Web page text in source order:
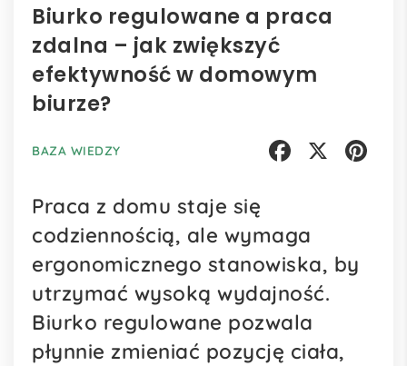
Biurko regulowane a praca
zdalna – jak zwiększyć
efektywność w domowym
biurze?
BAZA WIEDZY
Praca z domu staje się
codziennością, ale wymaga
ergonomicznego stanowiska, by
utrzymać wysoką wydajność.
Biurko regulowane pozwala
płynnie zmieniać pozycję ciała,